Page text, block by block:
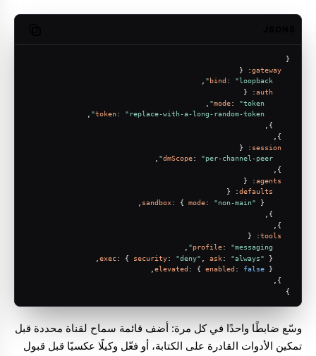
{
gateway
: {
bind : "loopback"
auth
: {
mode: "token"
token: "replace-with-a-long-random-token"
session
: {
dmScope: "per-channel-peer"
agents
: {
defaults
: {
sandbox: { mode: "non-main" },
tools
: {
profile: "messaging"
exec: { security: "deny" ask: "always" },
elevated : { enabled : false },
}
وسّع ضابطًا واحدًا في كل مرة: أضف قائمة سماح لقناة محددة قبل
تمكين الأدوات القادرة على الكتابة، أو فعّل وكيلًا عكسيًا قبل قبول